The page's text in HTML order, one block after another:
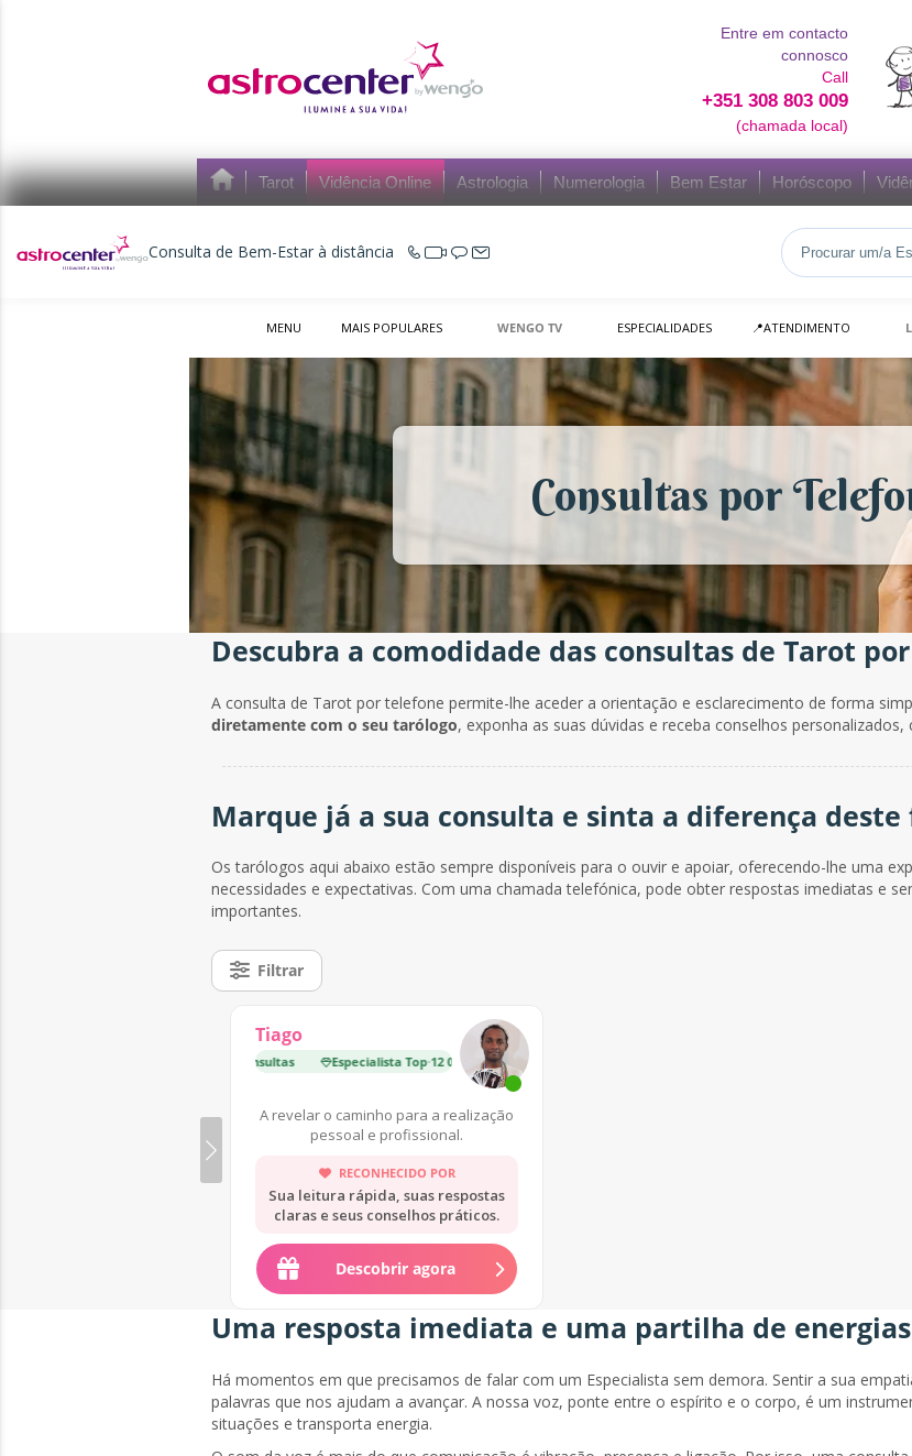
Entre em contacto
connosco
Call
+351 308 803 009
(chamada local)
Tarot Vidência Online Astrologia Numerologia Bem Estar Horóscopo
Consulta de Bem-Estar à distância
MENU MAIS POPULARES WENGO TV ESPECIALIDADES 📍ATENDIMENTO
Consultas por
Descubra a comodidade das consultas de Tarot
A consulta de Tarot por telefone permite-lhe aceder a orientação e esclarecimento de forma
diretamente com o seu tarólogo, exponha as suas dúvidas e receba conselhos
Marque já a sua consulta e sinta a diferença
Os tarólogos aqui abaixo estão sempre disponíveis para o ouvir e apoiar, oferecendo-lhe uma
necessidades e expectativas. Com uma chamada telefónica, pode obter respostas imediatas e
importantes.
Filtrar
Tiago
12 000 Consultas Especialista Top ·12 000 Consultas
A revelar o caminho para a realização
pessoal e profissional.
RECONHECIDO POR
Sua leitura rápida, suas respostas
claras e seus conselhos práticos.
Descobrir agora
Uma resposta imediata e uma partilha de
Há momentos em que precisamos de falar com um Especialista sem demora. Sentir a sua
palavras que nos ajudam a avançar. A nossa voz, ponte entre o espírito e o corpo, é um
situações e transporta energia.